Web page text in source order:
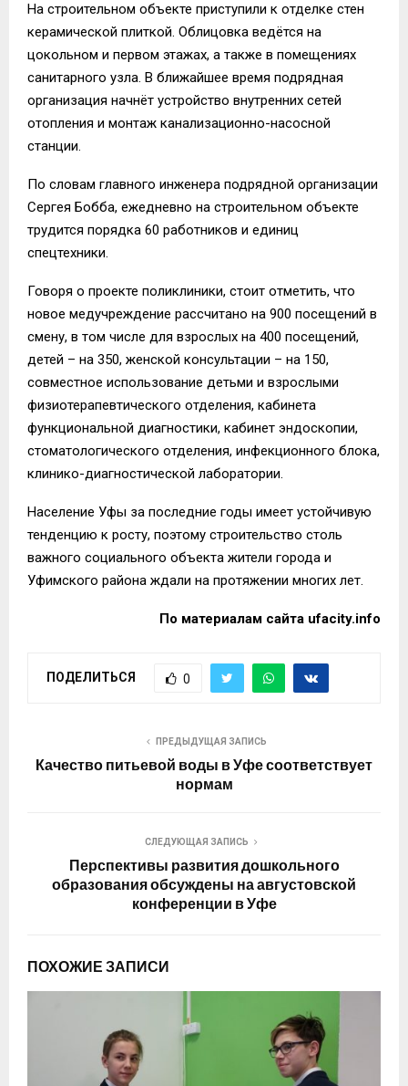
На строительном объекте приступили к отделке стен
керамической плиткой. Облицовка ведётся на
цокольном и первом этажах, а также в помещениях
санитарного узла. В ближайшее время подрядная
организация начнёт устройство внутренних сетей
отопления и монтаж канализационно-насосной
станции.
По словам главного инженера подрядной организации
Сергея Бобба, ежедневно на строительном объекте
трудится порядка 60 работников и единиц
спецтехники.
Говоря о проекте поликлиники, стоит отметить, что
новое медучреждение рассчитано на 900 посещений в
смену, в том числе для взрослых на 400 посещений,
детей – на 350, женской консультации – на 150,
совместное использование детьми и взрослыми
физиотерапевтического отделения, кабинета
функциональной диагностики, кабинет эндоскопии,
стоматологического отделения, инфекционного блока,
клинико-диагностической лаборатории.
Население Уфы за последние годы имеет устойчивую
тенденцию к росту, поэтому строительство столь
важного социального объекта жители города и
Уфимского района ждали на протяжении многих лет.
По материалам сайта ufacity.info
ПОДЕЛИТЬСЯ 0
ПРЕДЫДУЩАЯ ЗАПИСЬ
Качество питьевой воды в Уфе соответствует
нормам
СЛЕДУЮЩАЯ ЗАПИСЬ
Перспективы развития дошкольного
образования обсуждены на августовской
конференции в Уфе
ПОХОЖИЕ ЗАПИСИ